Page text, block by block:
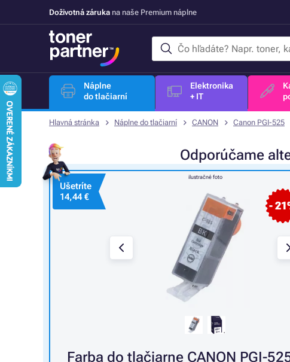
Doživotná záruka na naše Premium náplne
Náplne
do tlačiarní
Elektronika
+ IT
Hlavná stránka Náplne do tlačiarní CANON Canon PGI-525
Odporúčame
ilustračné foto
-
Ušetríte
14,44 €
Farba do tlačiarne CANON PGI-